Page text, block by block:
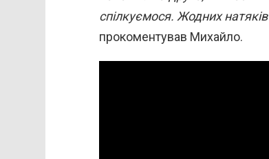
спілкуємося. Жодних натяків
прокоментував Михайло.